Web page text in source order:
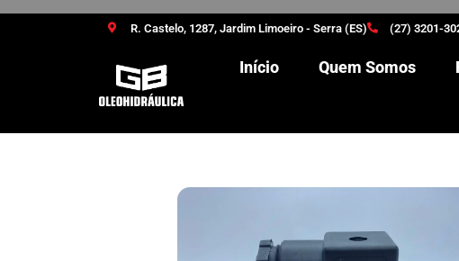
R. Castelo, 1287, Jardim Limoeiro - Serra (ES) (27) 3201-
Início Quem Somos